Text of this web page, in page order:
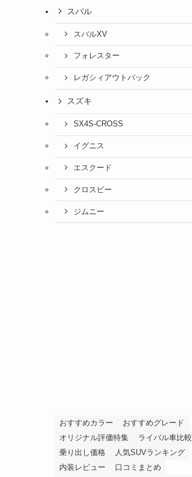
スバル
スバルXV
フォレスター
レガシィアウトバック
スズキ
SX4S-CROSS
イグニス
エスクード
クロスビー
ジムニー
おすすめカラー
おすすめグレード
オリジナル評価特集
ライバル車比較
乗り出し価格
人気SUVランキング
内装レビュー
口コミまとめ